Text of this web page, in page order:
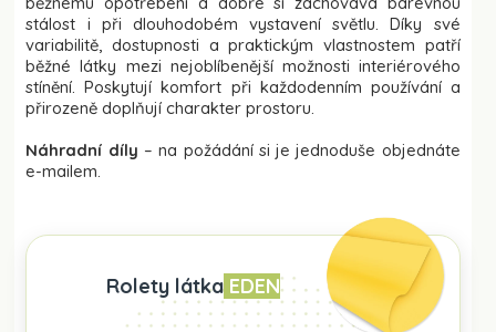
stálost i při dlouhodobém vystavení světlu. Díky své
variabilitě, dostupnosti a praktickým vlastnostem patří
běžné látky mezi nejoblíbenější možnosti interiérového
stínění. Poskytují komfort při každodenním používání a
přirozeně doplňují charakter prostoru.
Náhradní díly – na požádání si je jednoduše objednáte
e-mailem.
Rolety látka EDEN